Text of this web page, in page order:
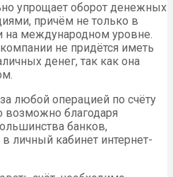
упрощает оборот денежных
причём не только в
на международном уровне.
не придётся иметь
денег, так как она
любой операцией по счёту
возможно благодаря
банков,
личный кабинет интернет-